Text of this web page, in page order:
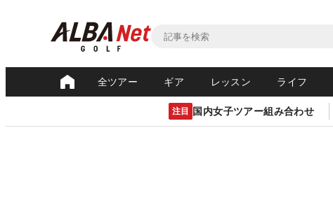
全ツアー ギア レッスン ライフ
注目 国内女子ツアー組み合わせ